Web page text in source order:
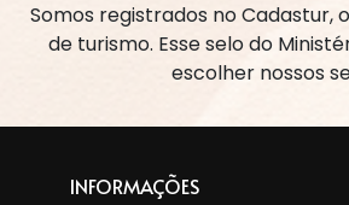
Somos registrados no Cadastur, o
de turismo. Esse selo do
escolher nossos
INFORMAÇÕES